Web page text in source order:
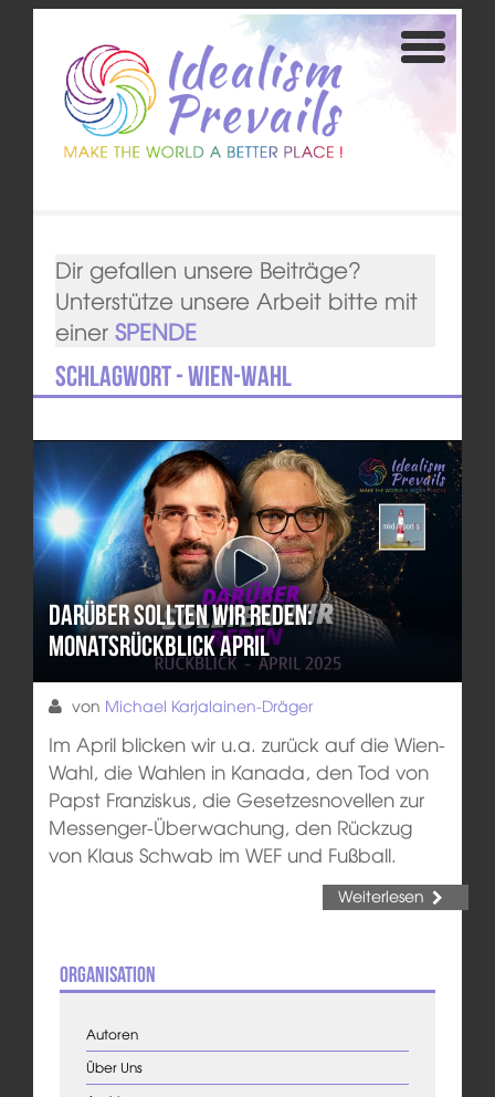
Dir gefallen unsere Beiträge?
Unterstütze unsere Arbeit bitte mit
einer SPENDE
Schlagwort - Wien-Wahl
Darüber sollten wir reden:
Monatsrückblick April
von Michael Karjalainen-Dräger
Im April blicken wir u.a. zurück auf die Wien-
Wahl, die Wahlen in Kanada, den Tod von
Papst Franziskus, die Gesetzesnovellen zur
Messenger-Überwachung, den Rückzug
von Klaus Schwab im WEF und Fußball.
Weiterlesen
Organisation
Autoren
Über Uns